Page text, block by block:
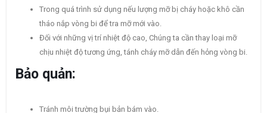
Trong quá trình sử dụng nếu lượng mỡ bị cháy hoặc khô cần
tháo nắp vòng bi để tra mỡ mới vào.
Đối với những vị trí nhiệt độ cao, Chúng ta cần thay loại mỡ
chịu nhiệt độ tương ứng, tánh cháy mỡ dẫn đến hỏng vòng bi.
Bảo quản:
Tránh môi trường bụi bản bám vào.